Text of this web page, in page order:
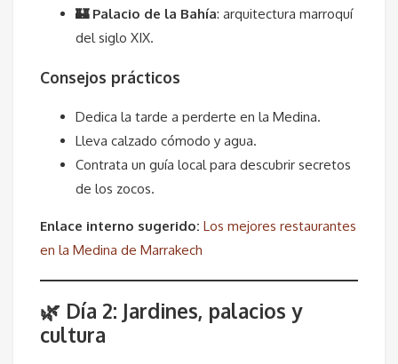
🏰 Palacio de la Bahía: arquitectura marroquí
del siglo XIX.
Consejos prácticos
Dedica la tarde a perderte en la Medina.
Lleva calzado cómodo y agua.
Contrata un guía local para descubrir secretos
de los zocos.
Enlace interno sugerido: Los mejores restaurantes
en la Medina de Marrakech
🌿 Día 2: Jardines, palacios y
cultura